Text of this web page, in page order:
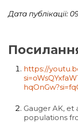
Дата публікації:
https://
Gauger AK,
populations